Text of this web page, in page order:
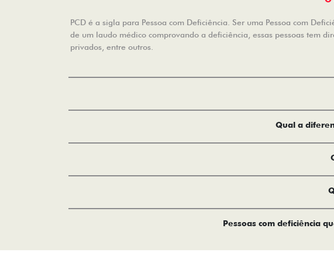
PCD é a sigla para Pessoa com Deficiência. Ser uma Pessoa com
de um laudo médico comprovando a deficiência, essas pessoas tem
privados, entre outros.
Qual a
Pessoas com deficiência